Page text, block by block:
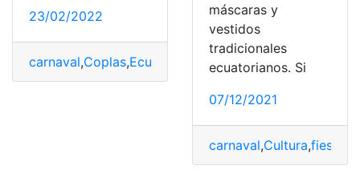
23/02/2022
carnaval,Coplas,Ecuador Guaranda Herramientas
máscaras y
vestidos
tradicionales
ecuatorianos. Si
07/12/2021
carnaval,Cultura,fiestas